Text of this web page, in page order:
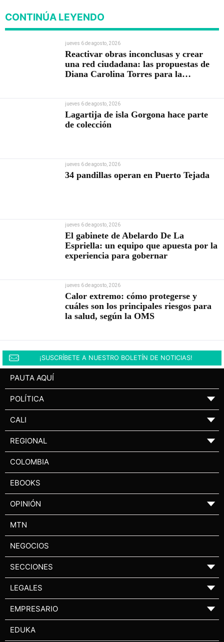
CONTINÚA LEYENDO
jueves 6 de agosto, 2026
Reactivar obras inconclusas y crear
una red ciudadana: las propuestas de
Diana Carolina Torres para la
jueves 6 de agosto, 2026
Lagartija de isla Gorgona hace parte
de colección
jueves 6 de agosto, 2026
34 pandillas operan en Puerto Tejada
jueves 6 de agosto, 2026
El gabinete de Abelardo De La
Espriella: un equipo que apuesta por la
experiencia para gobernar
jueves 6 de agosto, 2026
Calor extremo: cómo protegerse y
cuáles son los principales riesgos para
la salud, según la OMS
¡SUSCRÍBETE A NUESTRO BOLETÍN DE NOTICIAS!
PAUTA AQUÍ
POLÍTICA ▼
CALI ▼
REGIONAL ▼
COLOMBIA
EBOOKS
OPINIÓN ▼
MTN
NEGOCIOS
SECCIONES ▼
LEGALES ▼
EMPRESARIO ▼
EDUKA